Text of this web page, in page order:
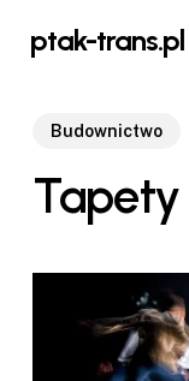
ptak-trans.pl
Budownictwo